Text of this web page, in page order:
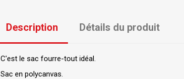
Description Détails du produit
C'est le sac fourre-tout idéal.
Sac en polycanvas.